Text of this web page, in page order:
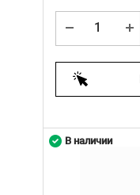
В наличии